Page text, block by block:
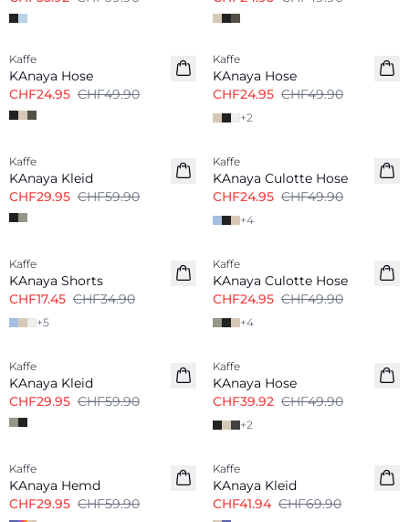
-50%
Kaffe
KAnaya Hose
CHF24.95 CHF49.90
-50%
Kaffe
KAnaya Hose
CHF24.95 CHF49.90
+2
Kaffe
KAnaya Kleid
CHF29.95 CHF59.90
Kaffe
KAnaya Culotte Hose
CHF24.95 CHF49.90
+4
Kaffe
KAnaya Shorts
CHF17.45 CHF34.90
+5
Kaffe
KAnaya Culotte Hose
CHF24.95 CHF49.90
+4
Kaffe
KAnaya Kleid
CHF29.95 CHF59.90
Kaffe
KAnaya Hose
CHF39.92 CHF49.90
+2
Kaffe
KAnaya Hemd
CHF29.95 CHF59.90
Kaffe
KAnaya Kleid
CHF41.94 CHF69.90